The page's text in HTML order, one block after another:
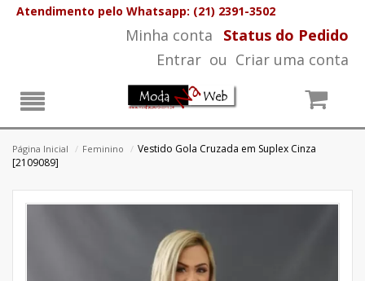
Atendimento pelo Whatsapp: (21) 2391-3502
Minha conta
Status do Pedido
Entrar ou Criar uma conta
Página Inicial / Feminino / Vestido Gola Cruzada em Suplex Cinza
[2109089]